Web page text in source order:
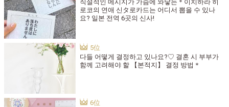
직설적인 메시지가 가슴에 와닿는＊이치하라 히
로코의 연애 신タ로카드는 어디서 뽑을 수 있나
요? 일본 전역 6곳의 신사!
다들 어떻게 결정하고 있나요?♡ 결혼 시 부부가
함께 고려해야 할 【본적지】 결정 방법＊